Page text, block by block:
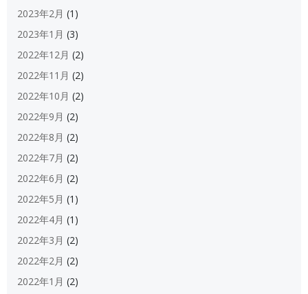
2023年2月 (1)
2023年1月 (3)
2022年12月 (2)
2022年11月 (2)
2022年10月 (2)
2022年9月 (2)
2022年8月 (2)
2022年7月 (2)
2022年6月 (2)
2022年5月 (1)
2022年4月 (1)
2022年3月 (2)
2022年2月 (2)
2022年1月 (2)